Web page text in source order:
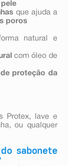
que ajuda a
poros
natural e
com óleo de
proteção da
Protex, lave e
ou qualquer
sabonete